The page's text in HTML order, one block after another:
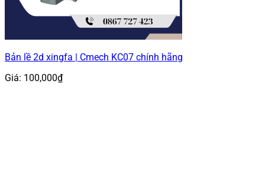
Bản lề 2d xingfa | Cmech KC07 chính hãng
Giá: 100,000₫